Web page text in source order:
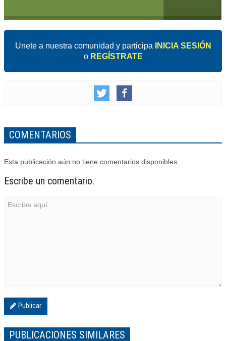
Unete a nuestra comunidad y participa
INICIA SESIÓN
o REGÍSTRATE
COMENTARIOS
Esta publicación aún no tiene comentarios disponibles.
Escribe un comentario.
Publicar
PUBLICACIONES SIMILARES